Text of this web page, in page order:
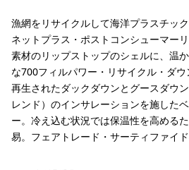
漁網をリサイクルして海洋プラスチッ
ネットプラス・ポストコンシューマー
素材のリップストップのシェルに、温
な700フィルパワー・リサイクル・ダ
再生されたダックダウンとグースダウ
レンド）のインサレーションを施した
ー。冷え込む状況では保温性を高める
易。フェアトレード・サーティファイ